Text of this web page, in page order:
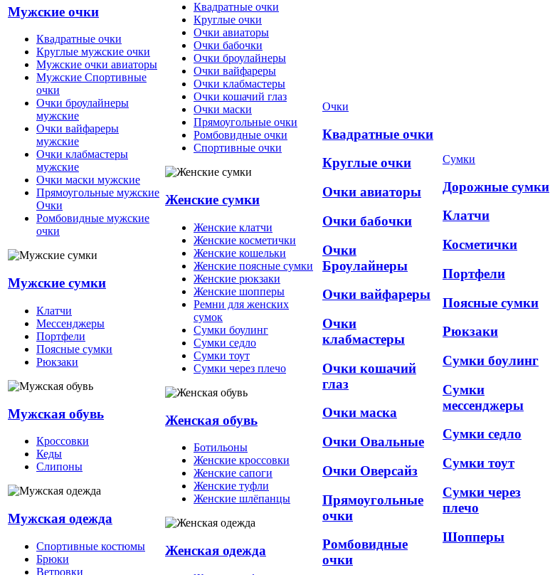
Мужские очки
Квадратные очки
Круглые мужские очки
Мужские очки авиаторы
Мужские Спортивные
очки
Очки броулайнеры
мужские
Очки вайфареры
мужские
Очки клабмастеры
мужские
Очки маски мужские
Прямоугольные мужские
Очки
Ромбовидные мужские
очки
Мужские сумки
Клатчи
Мессенджеры
Портфели
Поясные сумки
Рюкзаки
Мужская обувь
Кроссовки
Кеды
Слипоны
Мужская одежда
Спортивные костюмы
Брюки
Ветровки
Квадратные очки
Круглые очки
Очки авиаторы
Очки бабочки
Очки броулайнеры
Очки вайфареры
Очки клабмастеры
Очки кошачий глаз
Очки маски
Прямоугольные очки
Ромбовидные очки
Спортивные очки
Женские сумки
Женские клатчи
Женские косметички
Женские кошельки
Женские поясные сумки
Женские рюкзаки
Женские шопперы
Ремни для женских
сумок
Сумки боулинг
Сумки седло
Сумки тоут
Сумки через плечо
Женская обувь
Ботильоны
Женские кроссовки
Женские сапоги
Женские туфли
Женские шлёпанцы
Женская одежда
Очки
Квадратные очки
Круглые очки
Очки авиаторы
Очки бабочки
Очки
Броулайнеры
Очки вайфареры
Очки
клабмастеры
Очки кошачий
глаз
Очки маска
Очки Овальные
Очки Оверсайз
Прямоугольные
очки
Ромбовидные
очки
Сумки
Дорожные сумки
Клатчи
Косметички
Портфели
Поясные сумки
Рюкзаки
Сумки боулинг
Сумки
мессенджеры
Сумки седло
Сумки тоут
Сумки через
плечо
Шопперы